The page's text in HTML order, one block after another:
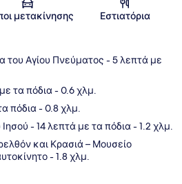
Χάρτης
μετακίνησης Εστιατόρια
του Αγίου Πνεύματος - 5 λεπτά με
τα πόδια- 0.6 χλμ.
πόδια- 0.8 χλμ.
- 14 λεπτά με τα πόδια- 1.2 χλμ.
και Κρασιά – Μουσείο
- 1.8 χλμ.